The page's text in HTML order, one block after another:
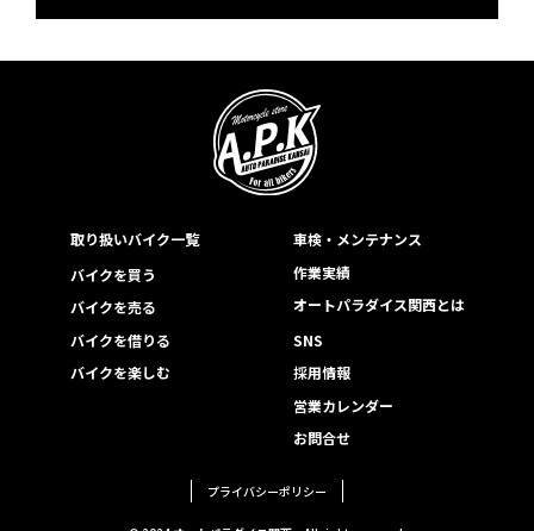
取り扱いバイク一覧
バイクを買う
バイクを売る
バイクを借りる
バイクを楽しむ
車検・メンテナンス
作業実績
オートパラダイス関西とは
SNS
採用情報
営業カレンダー
お問合せ
プライバシーポリシー